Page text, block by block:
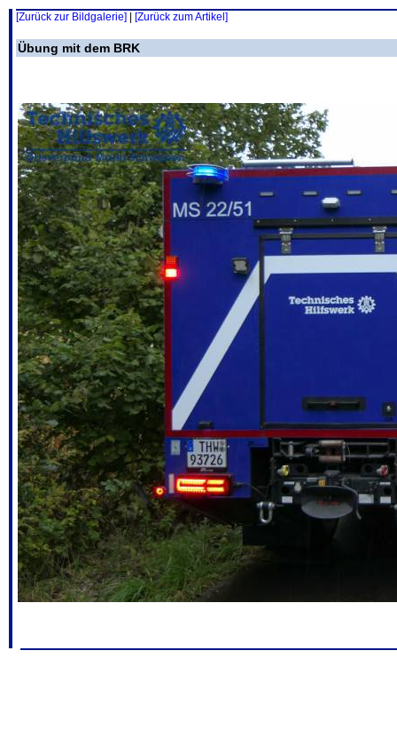
[Zurück zur Bildgalerie] [Zurück zum Artikel]
Übung mit dem BRK